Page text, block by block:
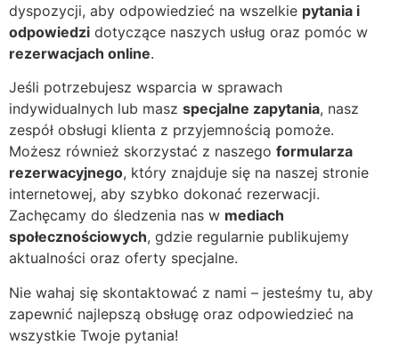
dyspozycji, aby odpowiedzieć na wszelkie pytania i
odpowiedzi dotyczące naszych usług oraz pomóc w
rezerwacjach online.
Jeśli potrzebujesz wsparcia w sprawach
indywidualnych lub masz specjalne zapytania, nasz
zespół obsługi klienta z przyjemnością pomoże.
Możesz również skorzystać z naszego formularza
rezerwacyjnego, który znajduje się na naszej stronie
internetowej, aby szybko dokonać rezerwacji.
Zachęcamy do śledzenia nas w mediach
społecznościowych, gdzie regularnie publikujemy
aktualności oraz oferty specjalne.
Nie wahaj się skontaktować z nami – jesteśmy tu, aby
zapewnić najlepszą obsługę oraz odpowiedzieć na
wszystkie Twoje pytania!